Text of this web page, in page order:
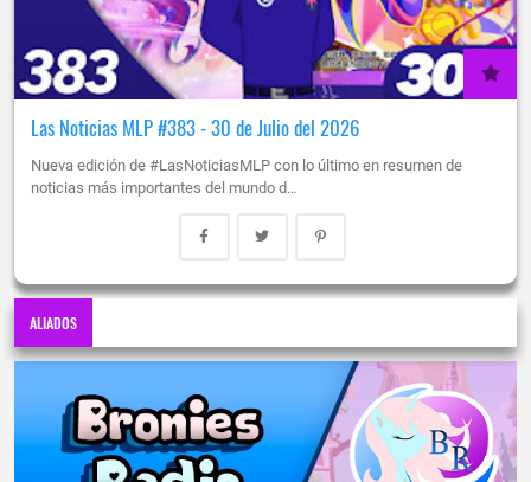
Las Noticias MLP #383 - 30 de Julio del 2026
Nueva edición de #LasNoticiasMLP con lo último en resumen de
noticias más importantes del mundo d…
ALIADOS